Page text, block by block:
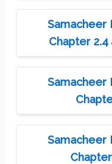
Samacheer
Chapter 2.4
Samacheer
Samacheer